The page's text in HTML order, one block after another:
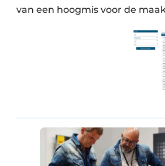
van een hoogmis voor de